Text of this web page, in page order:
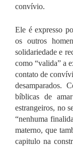
convívio.
Ele é expresso
os outros
solidariedade e
como “valida” a
contato de
desamparados.
bíblicas de
estrangeiros, no
“nenhuma
materno, que
capitulo na